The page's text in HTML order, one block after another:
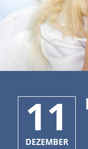
11
DEZEMBER